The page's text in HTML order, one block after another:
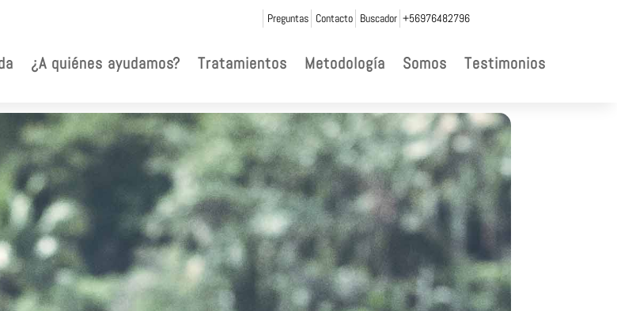
Preguntas Contacto Buscador +56976482796
¿A quiénes ayudamos? Tratamientos Metodología Somos Testimonios